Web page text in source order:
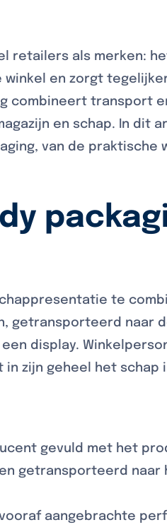
retailers als merken:
en zorgt
combineert transport
en schap. In dit
van de praktische
te
getransporteerd naar
display.
zijn geheel het schap
gevuld met het
getransporteerd
aangebrachte